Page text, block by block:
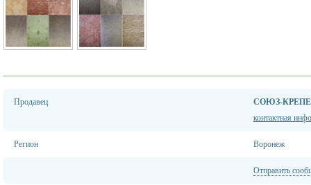
Продавец
СОЮЗ-
контактная
Регион Воронеж
Отправить